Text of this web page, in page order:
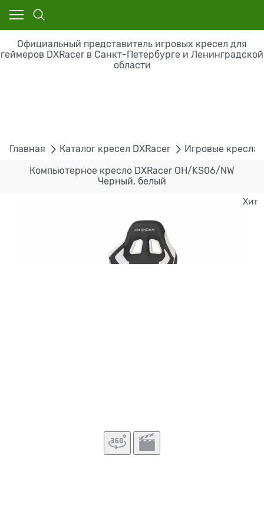
Официальный представитель игровых кресел для
геймеров DXRacer в Санкт-Петербурге и Ленинградской
области
Главная Каталог кресел DXRacer Игровые кресла
Компьютерное кресло DXRacer OH/KS06/NW
Черный, белый
Хит